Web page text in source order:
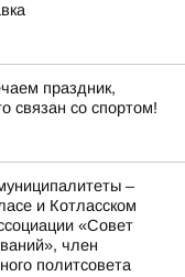
праздник,
связан со спортом!
–
и Котласском
«Совет
член
политсовета